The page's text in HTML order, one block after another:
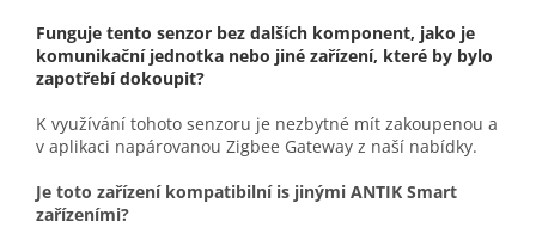
Funguje tento senzor bez dalších komponent, jako je
komunikační jednotka nebo jiné zařízení, které by bylo
zapotřebí dokoupit?
K využívání tohoto senzoru je nezbytné mít zakoupenou a
v aplikaci napárovanou Zigbee Gateway z naší nabídky.
Je toto zařízení kompatibilní is jinými ANTIK Smart
zařízeními?